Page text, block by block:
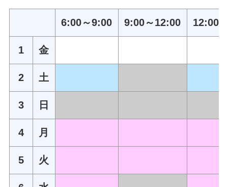
6:00～9:00 9:00～12:00 12:00
1 金
2 土
3 日
4 月
5 火